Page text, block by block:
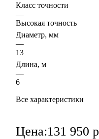
Класс точности
—
Высокая точность
Диаметр, мм
—
13
Длина, м
—
6
Все характеристики
Цена:131 950